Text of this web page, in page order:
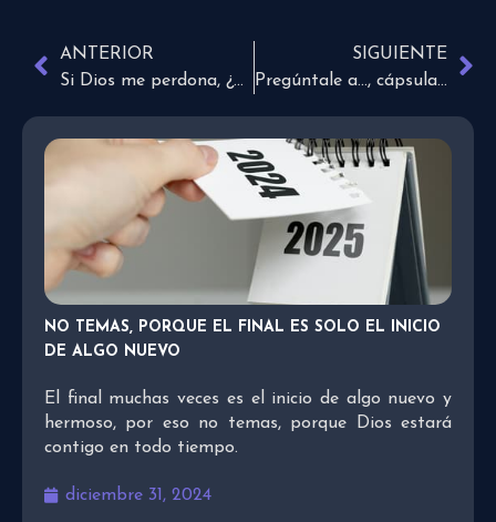
ANTERIOR
Si Dios me perdona, ¿por qué debo dejar de pecar?
SIGUIENTE
Pregúntale a…, cápsula que responde las dudas sobre la Biblia
NO TEMAS, PORQUE EL FINAL ES SOLO EL INICIO
DE ALGO NUEVO
El final muchas veces es el inicio de algo nuevo y
hermoso, por eso no temas, porque Dios estará
contigo en todo tiempo.
diciembre 31, 2024